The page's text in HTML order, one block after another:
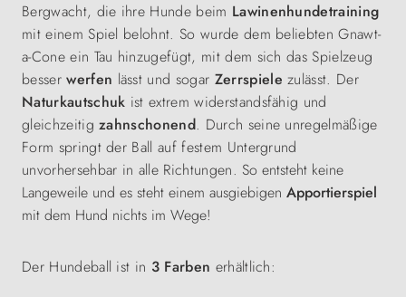
Bergwacht, die ihre Hunde beim Lawinenhundetraining
mit einem Spiel belohnt. So wurde dem beliebten Gnawt-
a-Cone ein Tau hinzugefügt, mit dem sich das Spielzeug
besserwerfen lässt und sogar Zerrspielezulässt. Der
Naturkautschuk ist extrem widerstandsfähig und
gleichzeitigzahnschonend. Durch seine unregelmäßige
Form springt der Ball auf festem Untergrund
unvorhersehbar in alle Richtungen. So entsteht keine
Langeweile und es steht einem ausgiebigen Apportierspiel
mit dem Hund nichts im Wege!
Der Hundeball ist in 3 Farben erhältlich: